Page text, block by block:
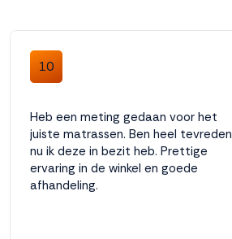
10
Heb een meting gedaan voor het
juiste matrassen. Ben heel tevreden
nu ik deze in bezit heb. Prettige
ervaring in de winkel en goede
afhandeling.